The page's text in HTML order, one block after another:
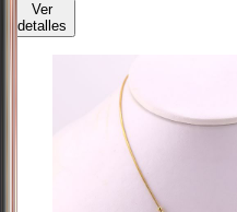
Ver
detalles